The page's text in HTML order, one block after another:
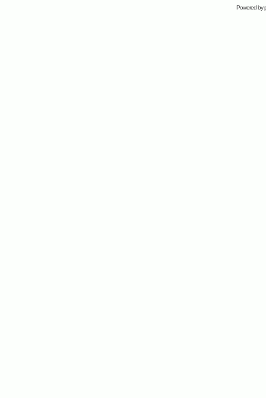
Powered by